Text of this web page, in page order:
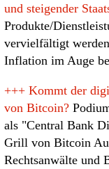
und steigender
Produkte/
vervielfältigt
Inflation im Auge
+++ Kommt der
von Bitcoin?
als "Central Bank
Grill von Bitcoin
Rechtsanwälte und